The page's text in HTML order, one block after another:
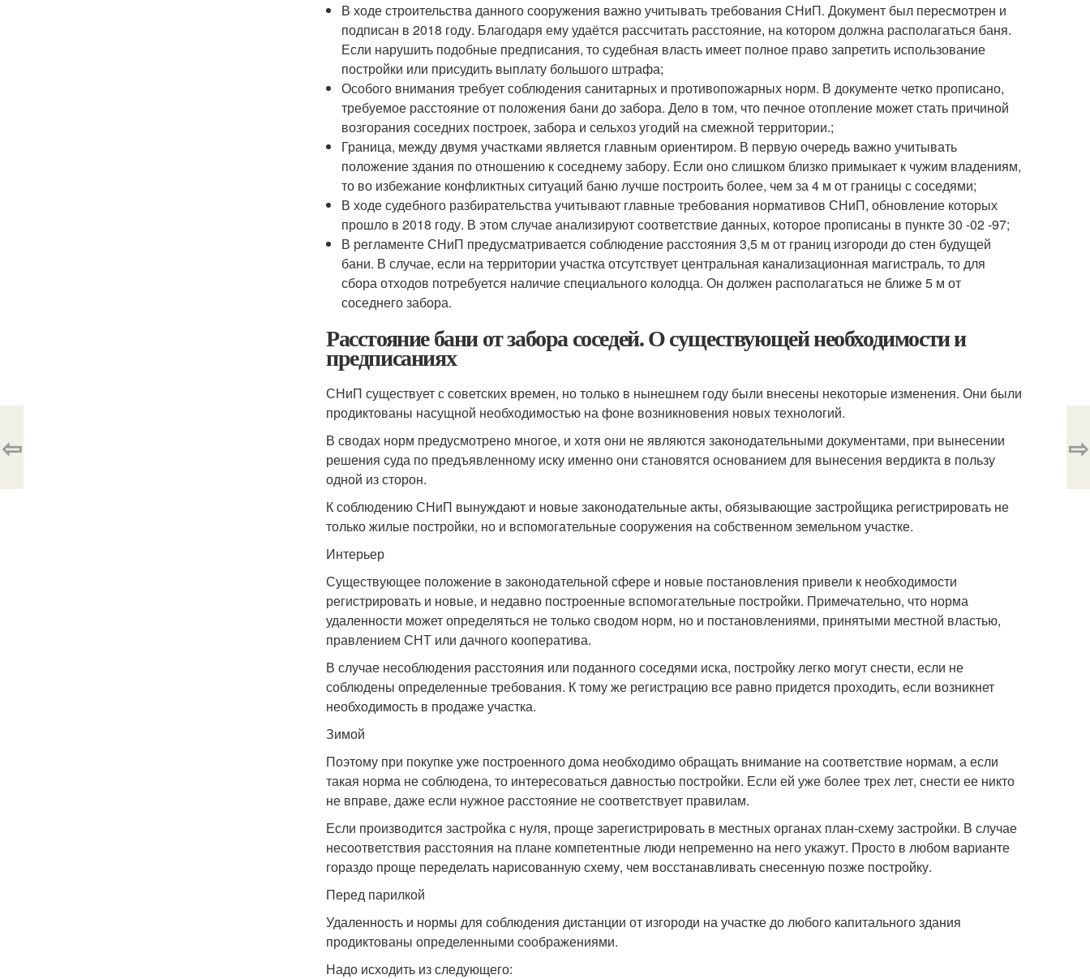
В ходе строительства данного сооружения важно учитывать требования СНиП. Документ был пересмотрен и
подписан в 2018 году. Благодаря ему удаётся рассчитать расстояние, на котором должна располагаться баня.
Если нарушить подобные предписания, то судебная власть имеет полное право запретить использование
постройки или присудить выплату большого штрафа;
Особого внимания требует соблюдения санитарных и противопожарных норм. В документе четко прописано,
требуемое расстояние от положения бани до забора. Дело в том, что печное отопление может стать причиной
возгорания соседних построек, забора и сельхоз угодий на смежной территории.;
Граница, между двумя участками является главным ориентиром. В первую очередь важно учитывать
положение здания по отношению к соседнему забору. Если оно слишком близко примыкает к чужим владениям,
то во избежание конфликтных ситуаций баню лучше построить более, чем за 4 м от границы с соседями;
В ходе судебного разбирательства учитывают главные требования нормативов СНиП, обновление которых
прошло в 2018 году. В этом случае анализируют соответствие данных, которое прописаны в пункте 30 -02 -97;
В регламенте СНиП предусматривается соблюдение расстояния 3,5 м от границ изгороди до стен будущей
бани. В случае, если на территории участка отсутствует центральная канализационная магистраль, то для
сбора отходов потребуется наличие специального колодца. Он должен располагаться не ближе 5 м от
соседнего забора.
Расстояние бани от забора соседей. О существующей необходимости и
предписаниях
СНиП существует с советских времен, но только в нынешнем году были внесены некоторые изменения. Они были
продиктованы насущной необходимостью на фоне возникновения новых технологий.
В сводах норм предусмотрено многое, и хотя они не являются законодательными документами, при вынесении
решения суда по предъявленному иску именно они становятся основанием для вынесения вердикта в пользу
одной из сторон.
К соблюдению СНиП вынуждают и новые законодательные акты, обязывающие застройщика регистрировать не
только жилые постройки, но и вспомогательные сооружения на собственном земельном участке.
Интерьер
Существующее положение в законодательной сфере и новые постановления привели к необходимости
регистрировать и новые, и недавно построенные вспомогательные постройки. Примечательно, что норма
удаленности может определяться не только сводом норм, но и постановлениями, принятыми местной властью,
правлением СНТ или дачного кооператива.
В случае несоблюдения расстояния или поданного соседями иска, постройку легко могут снести, если не
соблюдены определенные требования. К тому же регистрацию все равно придется проходить, если возникнет
необходимость в продаже участка.
Зимой
Поэтому при покупке уже построенного дома необходимо обращать внимание на соответствие нормам, а если
такая норма не соблюдена, то интересоваться давностью постройки. Если ей уже более трех лет, снести ее никто
не вправе, даже если нужное расстояние не соответствует правилам.
Если производится застройка с нуля, проще зарегистрировать в местных органах план-схему застройки. В случае
несоответствия расстояния на плане компетентные люди непременно на него укажут. Просто в любом варианте
гораздо проще переделать нарисованную схему, чем восстанавливать снесенную позже постройку.
Перед парилкой
Удаленность и нормы для соблюдения дистанции от изгороди на участке до любого капитального здания
продиктованы определенными соображениями.
Надо исходить из следующего:
⇦ ⇨